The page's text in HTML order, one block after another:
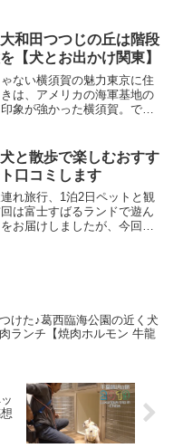
はキビシイかも。と、城ヶ
ニューヨー...
和田つつじの丘は階段
【犬とお出かけ関東】
ない横須賀の魅力東京に住
は、アメリカの海軍基地の
象が強かった横須賀。で
、犬とお散歩を楽しむのに
域でした。今回愛...
と散歩で楽しむおすす
口コミします
れ旅行、1泊2日ペットと観
は富士すばるランドで遊ん
お届けしましたが、今回は
けた♪葛西臨海公園の近く犬
ランチ【焼肉ホルモン 牛龍